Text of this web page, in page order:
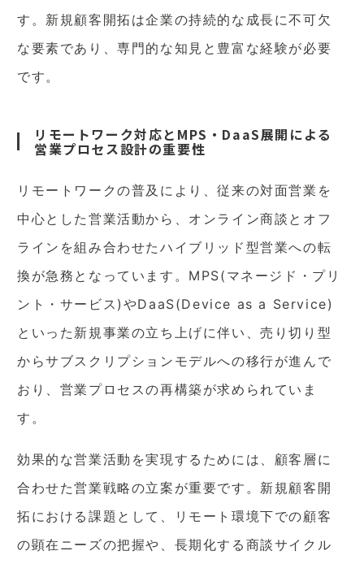
す。新規顧客開拓は企業の持続的な成長に不可欠
な要素であり、専門的な知見と豊富な経験が必要
です。
リモートワーク対応とMPS・DaaS展開による
営業プロセス設計の重要性
リモートワークの普及により、従来の対面営業を
中心とした営業活動から、オンライン商談とオフ
ラインを組み合わせたハイブリッド型営業への転
換が急務となっています。MPS(マネージド・プリ
ント・サービス)やDaaS(Device as a Service)
といった新規事業の立ち上げに伴い、売り切り型
からサブスクリプションモデルへの移行が進んで
おり、営業プロセスの再構築が求められていま
す。
効果的な営業活動を実現するためには、顧客層に
合わせた営業戦略の立案が重要です。新規顧客開
拓における課題として、リモート環境下での顧客
の顕在ニーズの把握や、長期化する商談サイクル